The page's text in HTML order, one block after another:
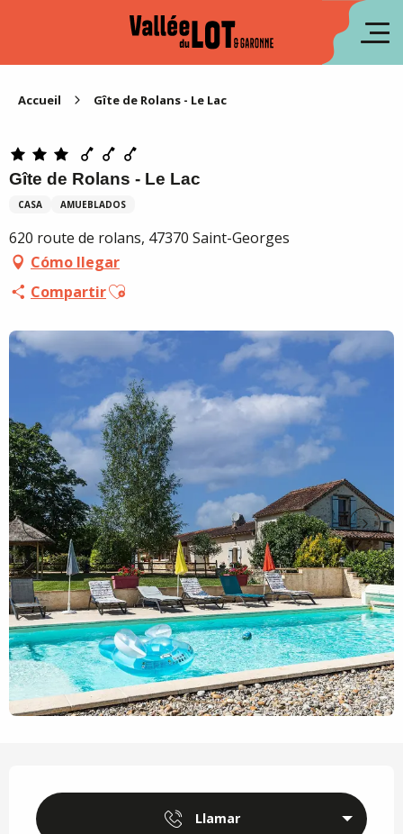
Accueil Gîte de Rolans - Le Lac
Gîte de Rolans - Le Lac
CASA AMUEBLADOS
620 route de rolans, 47370 Saint-Georges
Cómo llegar
CompartirAjouter aux favoris
Llamar